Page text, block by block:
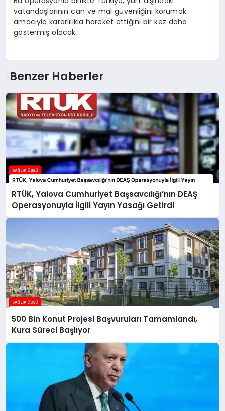
vatandaşlarının can ve mal güvenliğini korumak
amacıyla kararlılıkla hareket ettiğini bir kez daha
göstermiş olacak.
Benzer Haberler
RTÜK, Yalova Cumhuriyet Başsavcılığı’nın DEAŞ
Operasyonuyla İlgili Yayın Yasağı Getirdi
500 Bin Konut Projesi Başvuruları Tamamlandı,
Kura Süreci Başlıyor